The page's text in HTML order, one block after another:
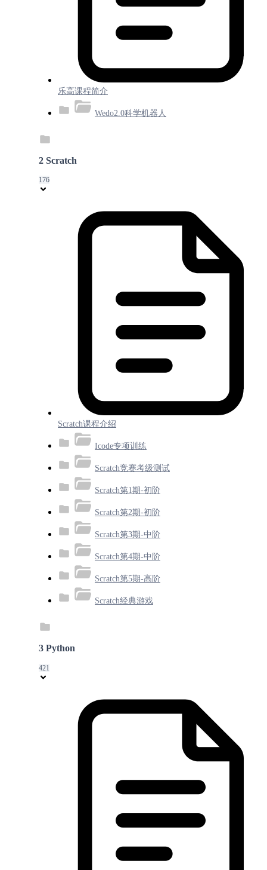
乐高课程简介
Wedo2.0科学机器人
2 Scratch
176
Scratch课程介绍
Icode专项训练
Scratch竞赛考级测试
Scratch第1期-初阶
Scratch第2期-初阶
Scratch第3期-中阶
Scratch第4期-中阶
Scratch第5期-高阶
Scratch经典游戏
3 Python
421